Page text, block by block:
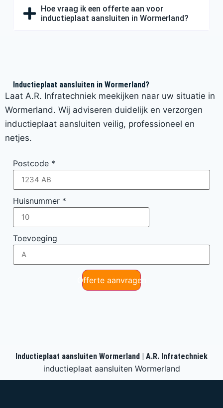
Hoe vraag ik een offerte aan voor
inductieplaat aansluiten in Wormerland?
Inductieplaat aansluiten in Wormerland?
Laat A.R. Infratechniek meekijken naar uw situatie in
Wormerland. Wij adviseren duidelijk en verzorgen
inductieplaat aansluiten veilig, professioneel en
netjes.
Postcode *
Huisnummer *
Toevoeging
Offerte aanvragen
Inductieplaat aansluiten Wormerland | A.R. Infratechniek
inductieplaat aansluiten Wormerland